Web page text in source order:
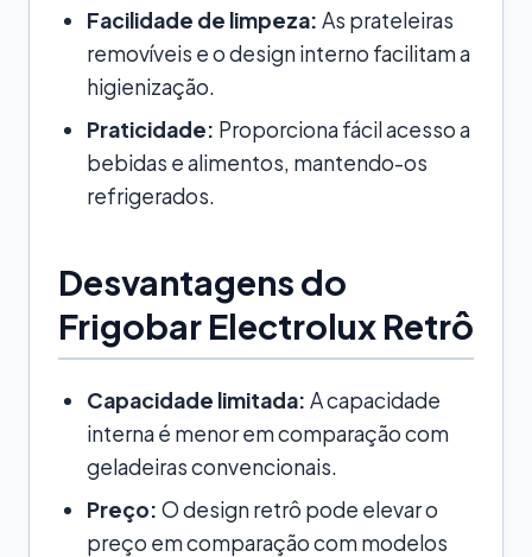
Facilidade de limpeza: As prateleiras
removíveis e o design interno facilitam a
higienização.
Praticidade: Proporciona fácil acesso a
bebidas e alimentos, mantendo-os
refrigerados.
Desvantagens do
Frigobar Electrolux Retrô
Capacidade limitada: A capacidade
interna é menor em comparação com
geladeiras convencionais.
Preço: O design retrô pode elevar o
preço em comparação com modelos